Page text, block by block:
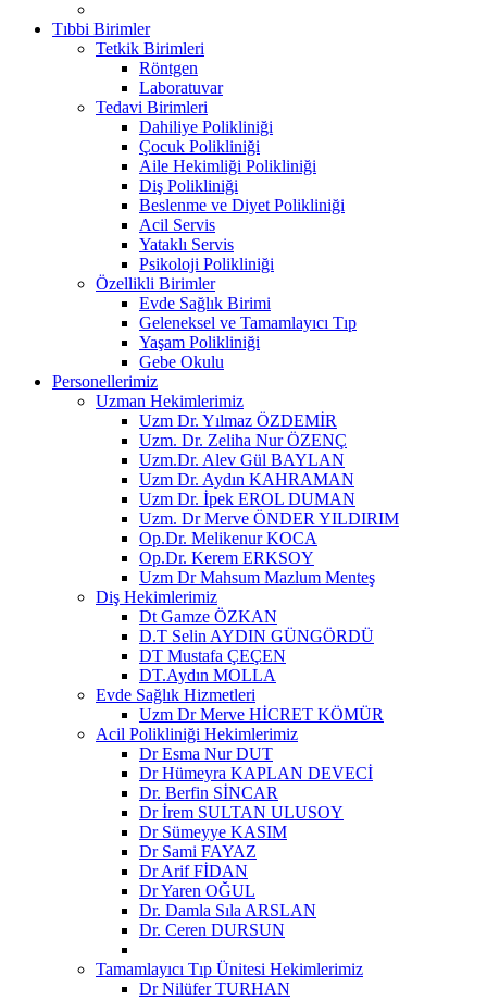
Tıbbi Birimler
Tetkik Birimleri
Röntgen
Laboratuvar
Tedavi Birimleri
Dahiliye Polikliniği
Çocuk Polikliniği
Aile Hekimliği Polikliniği
Diş Polikliniği
Beslenme ve Diyet Polikliniği
Acil Servis
Yataklı Servis
Psikoloji Polikliniği
Özellikli Birimler
Evde Sağlık Birimi
Geleneksel ve Tamamlayıcı Tıp
Yaşam Polikliniği
Gebe Okulu
Personellerimiz
Uzman Hekimlerimiz
Uzm Dr. Yılmaz ÖZDEMİR
Uzm. Dr. Zeliha Nur ÖZENÇ
Uzm.Dr. Alev Gül BAYLAN
Uzm Dr. Aydın KAHRAMAN
Uzm Dr. İpek EROL DUMAN
Uzm. Dr Merve ÖNDER YILDIRIM
Op.Dr. Melikenur KOCA
Op.Dr. Kerem ERKSOY
Uzm Dr Mahsum Mazlum Menteş
Diş Hekimlerimiz
Dt Gamze ÖZKAN
D.T Selin AYDIN GÜNGÖRDÜ
DT Mustafa ÇEÇEN
DT.Aydın MOLLA
Evde Sağlık Hizmetleri
Uzm Dr Merve HİCRET KÖMÜR
Acil Polikliniği Hekimlerimiz
Dr Esma Nur DUT
Dr Hümeyra KAPLAN DEVECİ
Dr. Berfin SİNCAR
Dr İrem SULTAN ULUSOY
Dr Sümeyye KASIM
Dr Sami FAYAZ
Dr Arif FİDAN
Dr Yaren OĞUL
Dr. Damla Sıla ARSLAN
Dr. Ceren DURSUN
Tamamlayıcı Tıp Ünitesi Hekimlerimiz
Dr Nilüfer TURHAN